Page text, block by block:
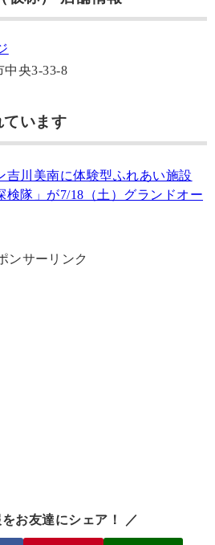
中央3-33-8
ています
吉川美南に体験型ふれあい施設
検隊」が7/18（土）グランドオー
ンサーリンク
お友達にシェア！ ／